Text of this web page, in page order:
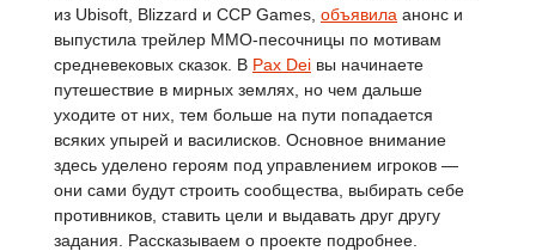
из Ubisoft, Blizzard и CCP Games, объявила анонс и
выпустила трейлер MMO-песочницы по мотивам
средневековых сказок. В Pax Dei вы начинаете
путешествие в мирных землях, но чем дальше
уходите от них, тем больше на пути попадается
всяких упырей и василисков. Основное внимание
здесь уделено героям под управлением игроков —
они сами будут строить сообщества, выбирать себе
противников, ставить цели и выдавать друг другу
задания. Рассказываем о проекте подробнее.